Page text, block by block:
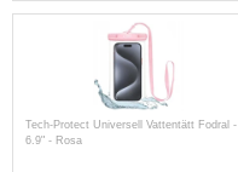
Tech-Protect Universell Vattentätt Fodral -
6.9" - Rosa